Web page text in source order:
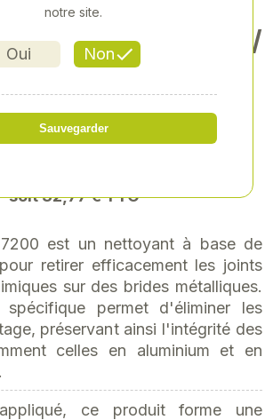
SF 7200 400ML FR/
NL
: XV-XV2099006
soit 32,77 € TTC
est un nettoyant à base de
retirer efficacement les joints
sur des brides métalliques.
spécifique permet d'éliminer les
préservant ainsi l'intégrité des
celles en aluminium et en
ce produit forme une
Oui Non
notre site.
Sauvegarder